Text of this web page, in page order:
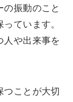
振動のこと
ています。
人や出来事を
ことが大切